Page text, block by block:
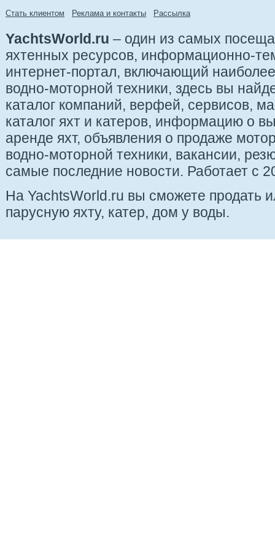
Стать клиентом Реклама и контакты Рассылка
YachtsWorld.ru – один из самых
яхтенных ресурсов, информационно-
интернет-портал, включающий
водно-моторной техники, здесь вы
каталог компаний, верфей, сервисов,
каталог яхт и катеров, информацию о
аренде яхт, объявления о продаже
водно-моторной техники, вакансии,
самые последние новости. Работает с
На YachtsWorld.ru вы сможете продать
парусную яхту, катер, дом у воды.